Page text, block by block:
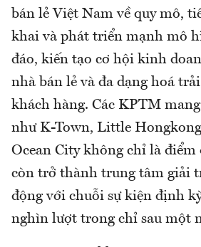
bán lẻ Việt Nam về quy mô,
khai và phát triển mạnh mô
đáo, kiến tạo cơ hội kinh
nhà bán lẻ và đa dạng hoá
khách hàng. Các KPTM
như K-Town, Little
Ocean City không chỉ là điểm
còn trở thành trung tâm giải
động với chuỗi sự kiện định
nghìn lượt trong chỉ sau một